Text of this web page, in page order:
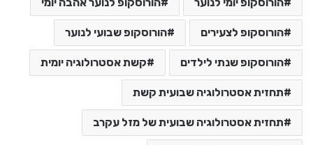
הורוסקופ לצעירים הורוסקופ שבועי לנוער
הורוסקופ שנתי לילדים קשת אסטרולוגיה יומית
תחזית אסטרולוגיה שבועית קשת
תחזית אסטרולוגיה שבועית של מזל עקרב